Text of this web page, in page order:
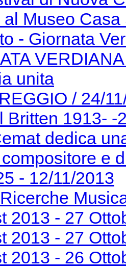
al Museo
- Giornata
unita
/ 24/
Britten 1913-
dedica
e
- 12/11/2013
2013 - 27
2013 - 27
2013 - 26